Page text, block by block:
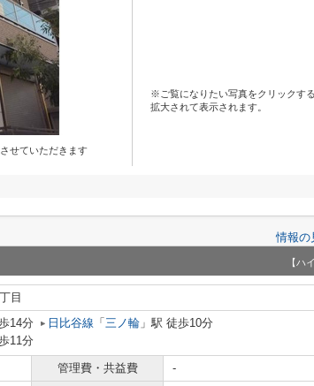
せていただきます
※ご覧になりたい写真をクリックす
拡大されて表示されます。
情報の
【ハ
目
14分 日比谷線 「 三ノ輪 」駅 徒歩10分
11分
管理費・共益費
-